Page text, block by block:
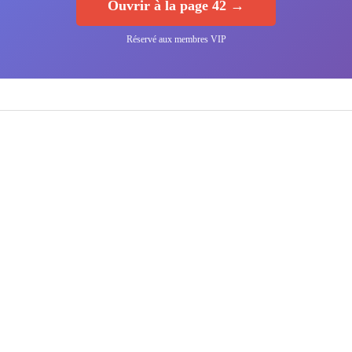
Ouvrir à la page 42 →
Réservé aux membres VIP